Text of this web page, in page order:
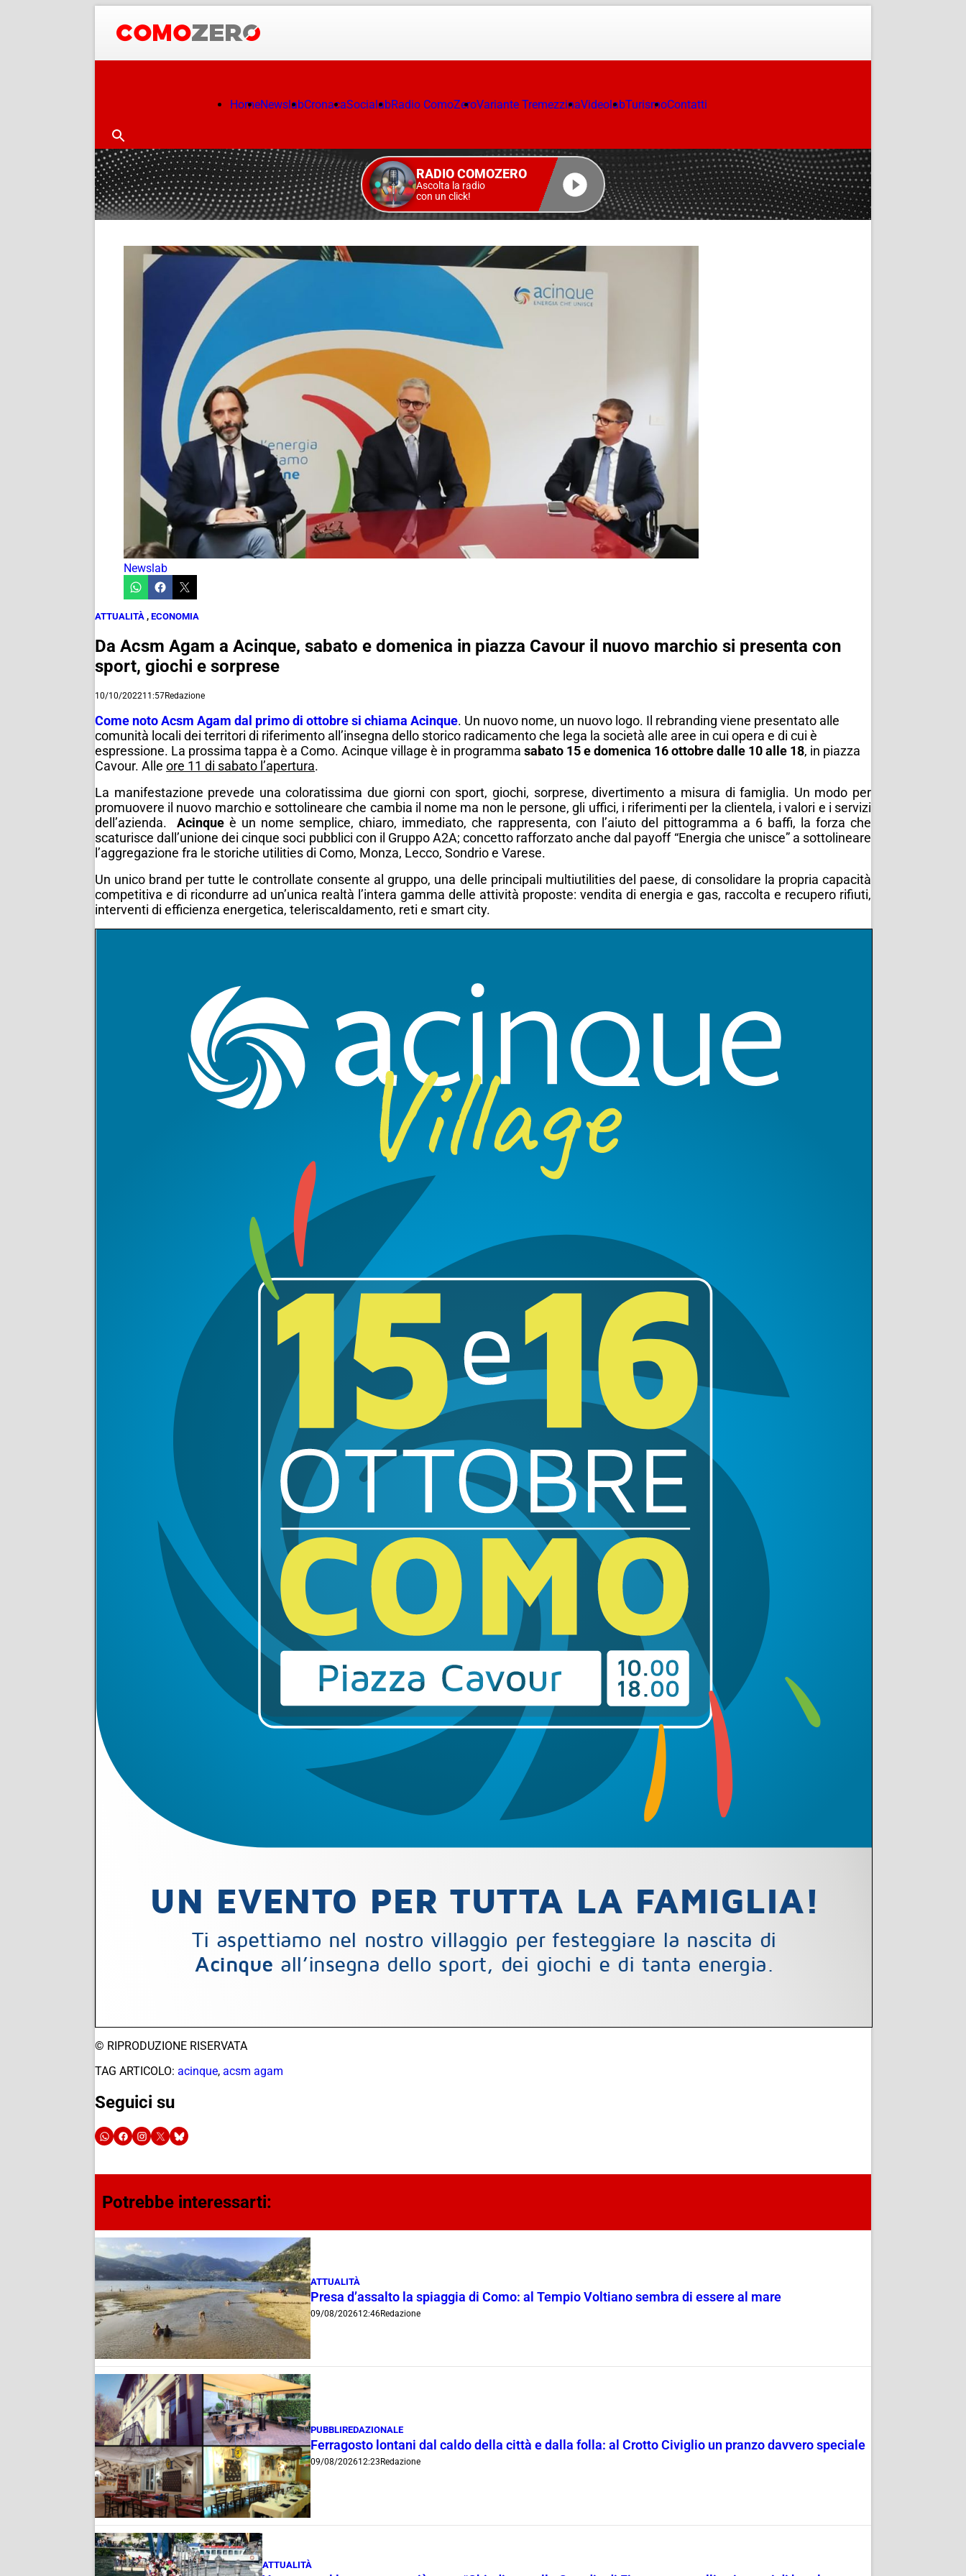
HomeNewslabCronacaSocialabRadio ComoZeroVariante TremezzinaVideolabTurismoContatti
RADIO COMOZERO
Ascolta la radio
con un click!
Newslab
ATTUALITÀ , ECONOMIA
Da Acsm Agam a Acinque, sabato e domenica in piazza Cavour il nuovo marchio si presenta con
sport, giochi e sorprese
10/10/202211:57Redazione
Come noto Acsm Agam dal primo di ottobre si chiama Acinque. Un nuovo nome, un nuovo logo. Il rebranding viene presentato alle
comunità locali dei territori di riferimento all’insegna dello storico radicamento che lega la società alle aree in cui opera e di cui è
espressione. La prossima tappa è a Como. Acinque village è in programma sabato 15 e domenica 16 ottobre dalle 10 alle 18, in piazza
Cavour. Alle ore 11 di sabato l’apertura.
La manifestazione prevede una coloratissima due giorni con sport, giochi, sorprese, divertimento a misura di famiglia. Un modo per
promuovere il nuovo marchio e sottolineare che cambia il nome ma non le persone, gli uffici, i riferimenti per la clientela, i valori e i servizi
dell’azienda.Acinqueè un nome semplice, chiaro, immediato, che rappresenta, con l’aiuto del pittogramma a 6 baffi, la forza che
scaturisce dall’unione dei cinque soci pubblici con il Gruppo A2A; concetto rafforzato anche dal payoff “Energia che unisce” a sottolineare
l’aggregazione fra le storiche utilities di Como, Monza, Lecco, Sondrio e Varese.
Un unico brand per tutte le controllate consente al gruppo, una delle principali multiutilities del paese, di consolidare la propria capacità
competitiva e di ricondurre ad un’unica realtà l’intera gamma delle attività proposte: vendita di energia e gas, raccolta e recupero rifiuti,
interventi di efficienza energetica, teleriscaldamento, reti e smart city.
© RIPRODUZIONE RISERVATA
TAG ARTICOLO: acinque, acsm agam
Seguici su
Potrebbe interessarti:
ATTUALITÀ
Presa d’assalto la spiaggia di Como: al Tempio Voltiano sembra di essere al mare
09/08/202612:46Redazione
PUBBLIREDAZIONALE
Ferragosto lontani dal caldo della città e dalla folla: al Crotto Civiglio un pranzo davvero speciale
09/08/202612:23Redazione
ATTUALITÀ